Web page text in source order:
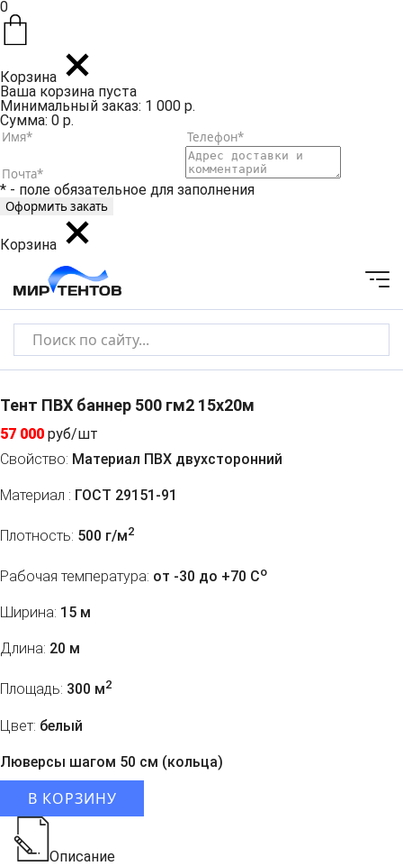
0
Корзина
Ваша корзина пуста
Минимальный заказ: 1 000 р.
Сумма: 0 р.
* - поле обязательное для заполнения
Корзина
Тент ПВХ баннер 500 гм2 15х20м
57 000 руб/шт
Свойство: Материал ПВХ двухсторонний
Материал : ГОСТ 29151-91
Плотность: 500 г/м2
Рабочая температура: от -30 до +70 Co
Ширина: 15 м
Длина: 20 м
Площадь: 300 м2
Цвет: белый
Люверсы шагом 50 см (кольца)
В КОРЗИНУ
Описание